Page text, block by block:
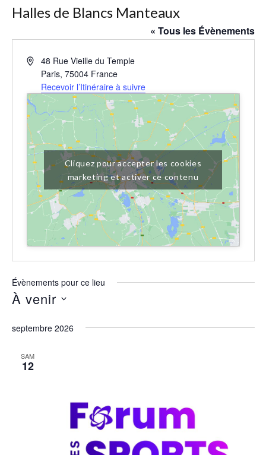
Halles de Blancs Manteaux
« Tous les Évènements
Adresse48 Rue Vieille du Temple
Paris, 75004 France
Recevoir l’Itinéraire à suivre
Cliquez pour accepter les cookies
marketing et activer ce contenu
Évènements pour ce lieu
À venir
une
septembre 2026
SAM
12